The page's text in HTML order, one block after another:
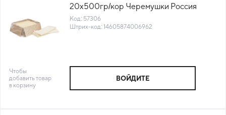
20х500гр/кор Черемушки Россия
(5183) (КОР) (КОД 57306) (-18°С)
Код: 57306
Штрих-код: 14605874006962
Чтобы
добавить товар
в корзину
ВОЙДИТЕ